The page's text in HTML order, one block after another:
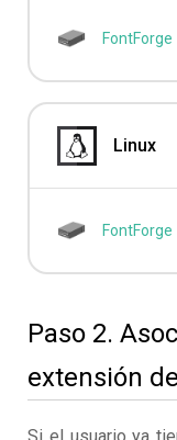
FontForge
Linux
FontForge
Paso 2.
extensión